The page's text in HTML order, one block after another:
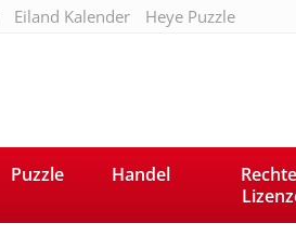
Eiland Kalender Heye Puzzle
Puzzle Handel